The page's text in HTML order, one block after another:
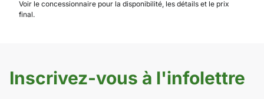
Voir le concessionnaire pour la disponibilité, les détails et le prix
final.
Inscrivez-vous à l'infolettre